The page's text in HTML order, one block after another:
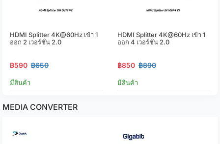
HDMI Splitter 4K@60Hz เข้า 1
ออก 2 เวอร์ชั่น 2.0
฿590 ฿650
มีสินค้า
HDMI Splitter 4K@60Hz เข้า 1
ออก 4 เวอร์ชั่น 2.0
฿850 ฿890
มีสินค้า
MEDIA CONVERTER